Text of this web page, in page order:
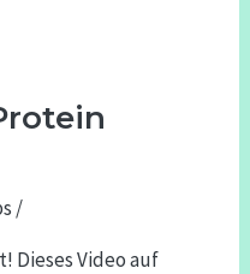
/
Dieses Video auf